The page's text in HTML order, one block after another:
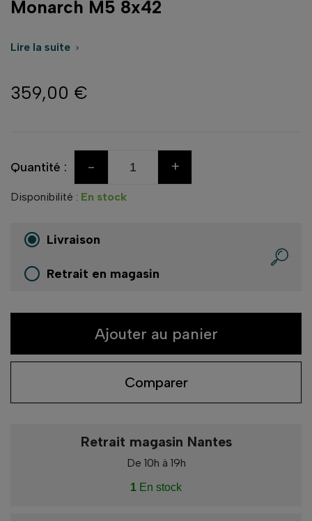
Monarch M5 8x42
Lire la suite 
359,00 €
Quantité : - +
Disponibilité : En stock
Livraison
Retrait en magasin
Ajouter au panier
Comparer
Retrait magasin Nantes
De 10h à 19h
1 En stock